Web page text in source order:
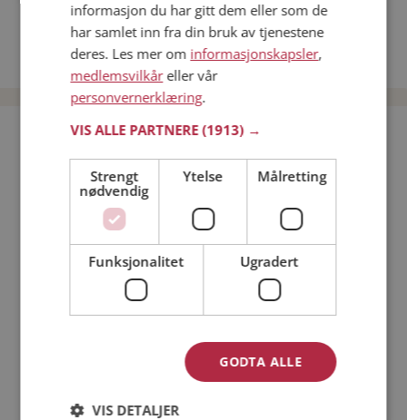
Menn fra Hasvik
Date kvinner i Norge
Date menn i Norge
Bli medlem gratis!
Jeg er en:
informasjon du har gitt dem eller som de
har samlet inn fra din bruk av tjenestene
deres. Les mer om informasjonskapsler,
medlemsvilkåreller vår
personvernerklæring.
VIS ALLE PARTNERE(1913) →
Strengt
nødvendig
Ytelse Målretting
Funksjonalitet Ugradert
GODTA ALLE
VIS DETALJER